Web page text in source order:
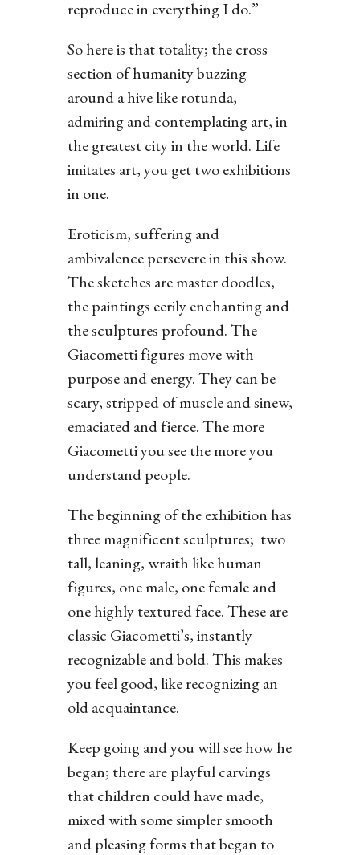
reproduce in everything I do.”
So here is that totality; the cross
section of humanity buzzing
around a hive like rotunda,
admiring and contemplating art, in
the greatest city in the world. Life
imitates art, you get two exhibitions
in one.
Eroticism, suffering and
ambivalence persevere in this show.
The sketches are master doodles,
the paintings eerily enchanting and
the sculptures profound. The
Giacometti figures move with
purpose and energy. They can be
scary, stripped of muscle and sinew,
emaciated and fierce. The more
Giacometti you see the more you
understand people.
The beginning of the exhibition has
three magnificent sculptures; two
tall, leaning, wraith like human
figures, one male, one female and
one highly textured face. These are
classic Giacometti’s, instantly
recognizable and bold. This makes
you feel good, like recognizing an
old acquaintance.
Keep going and you will see how he
began; there are playful carvings
that children could have made,
mixed with some simpler smooth
and pleasing forms that began to